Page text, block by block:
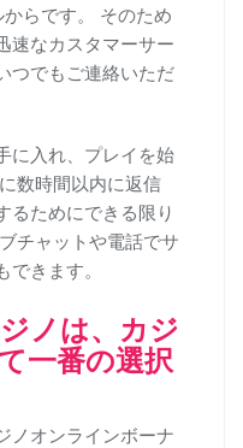
らです。 そのため
速なカスタマーサー
つでもご連絡いただ
に入れ、プレイを始
数時間以内に返信
るためにできる限り
チャットや電話でサ
きます。
ノは、カジ
一番の選択
ノオンラインボーナ